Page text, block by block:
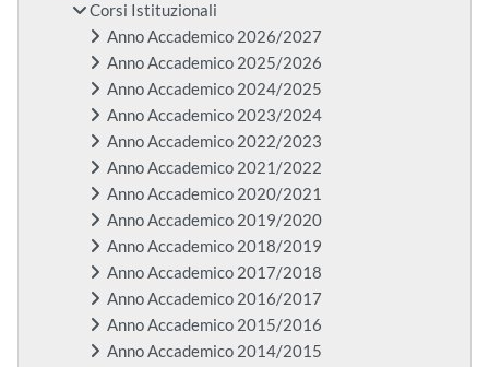
Corsi Istituzionali
Anno Accademico 2026/2027
Anno Accademico 2025/2026
Anno Accademico 2024/2025
Anno Accademico 2023/2024
Anno Accademico 2022/2023
Anno Accademico 2021/2022
Anno Accademico 2020/2021
Anno Accademico 2019/2020
Anno Accademico 2018/2019
Anno Accademico 2017/2018
Anno Accademico 2016/2017
Anno Accademico 2015/2016
Anno Accademico 2014/2015